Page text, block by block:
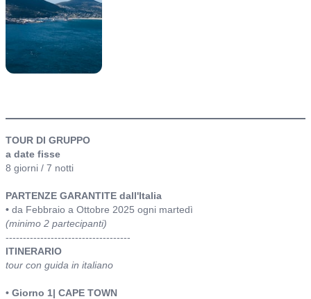
TOUR DI GRUPPO
a date fisse
8 giorni / 7 notti
PARTENZE GARANTITE dall'Italia
• da Febbraio a Ottobre 2025 ogni martedì
(minimo 2 partecipanti)
------------------------------------
ITINERARIO
tour con guida in italiano
• Giorno 1| CAPE TOWN